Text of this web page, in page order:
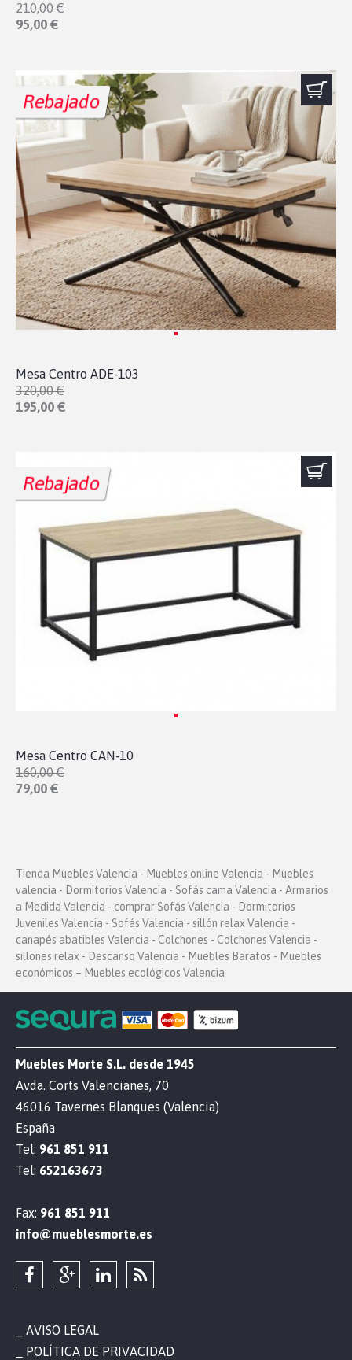
210,00 €
95,00 €
Mesa Centro ADE-103
320,00 €
195,00 €
Rebajado
Mesa Centro CAN-10
160,00 €
79,00 €
Rebajado
Tienda Muebles Valencia - Muebles online Valencia - Muebles
valencia - Dormitorios Valencia - Sofás cama Valencia - Armarios
a Medida Valencia - comprar Sofás Valencia - Dormitorios
Juveniles Valencia - Sofás Valencia - sillón relax Valencia -
canapés abatibles Valencia - Colchones - Colchones Valencia -
sillones relax - Descanso Valencia - Muebles Baratos - Muebles
económicos – Muebles ecológicos Valencia
Muebles Morte S.L. desde 1945
Avda. Corts Valencianes, 70
46016 Tavernes Blanques (Valencia)
España
Tel: 961 851 911
Tel: 652163673
Fax: 961 851 911
info@mueblesmorte.es
AVISO LEGAL
POLÍTICA DE PRIVACIDAD